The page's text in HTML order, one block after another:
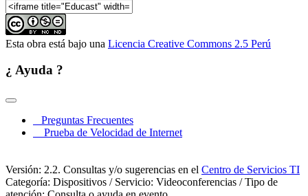
Esta obra está bajo una Licencia Creative Commons 2.5 Perú
¿ Ayuda ?
Preguntas Frecuentes
Prueba de Velocidad de Internet
Versión: 2.2. Consultas y/o sugerencias en el Centro de Servicios TI
Categoría: Dispositivos / Servicio: Videoconferencias / Tipo de